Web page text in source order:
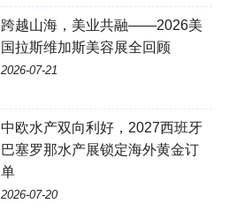
跨越山海，美业共融——2026美
国拉斯维加斯美容展全回顾
2026-07-21
中欧水产双向利好，2027西班牙
巴塞罗那水产展锁定海外黄金订
单
2026-07-20